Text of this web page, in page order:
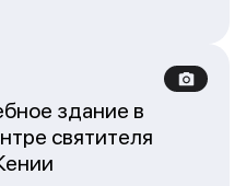
здание в
святителя